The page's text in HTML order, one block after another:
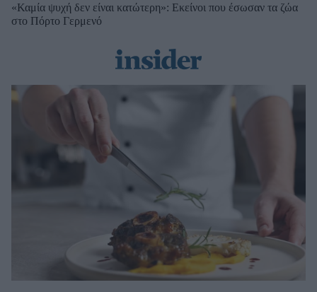
«Καμία ψυχή δεν είναι κατώτερη»: Εκείνοι που έσωσαν τα ζώα
στο Πόρτο Γερμενό